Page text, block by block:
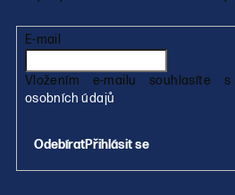
p
v
p
E-mail
Vložením e-mailu souhlasíte
osobních údajů
Přihlásit se